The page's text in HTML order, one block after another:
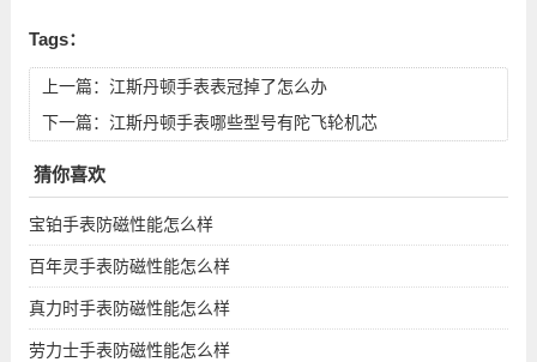
Tags：
上一篇： 江斯丹顿手表表冠掉了怎么办
下一篇： 江斯丹顿手表哪些型号有陀飞轮机芯
猜你喜欢
宝铂手表防磁性能怎么样
百年灵手表防磁性能怎么样
真力时手表防磁性能怎么样
劳力士手表防磁性能怎么样